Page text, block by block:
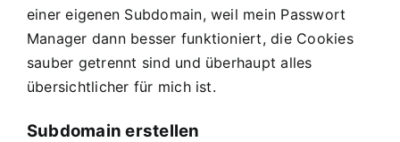
einer eigenen Subdomain, weil mein Passwort
Manager dann besser funktioniert, die Cookies
sauber getrennt sind und überhaupt alles
übersichtlicher für mich ist.
Subdomain erstellen